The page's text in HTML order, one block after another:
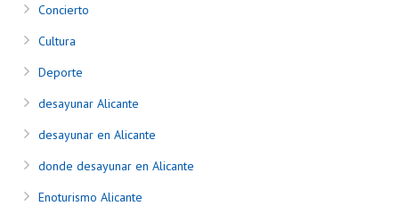
Concierto
Cultura
Deporte
desayunar Alicante
desayunar en Alicante
donde desayunar en Alicante
Enoturismo Alicante